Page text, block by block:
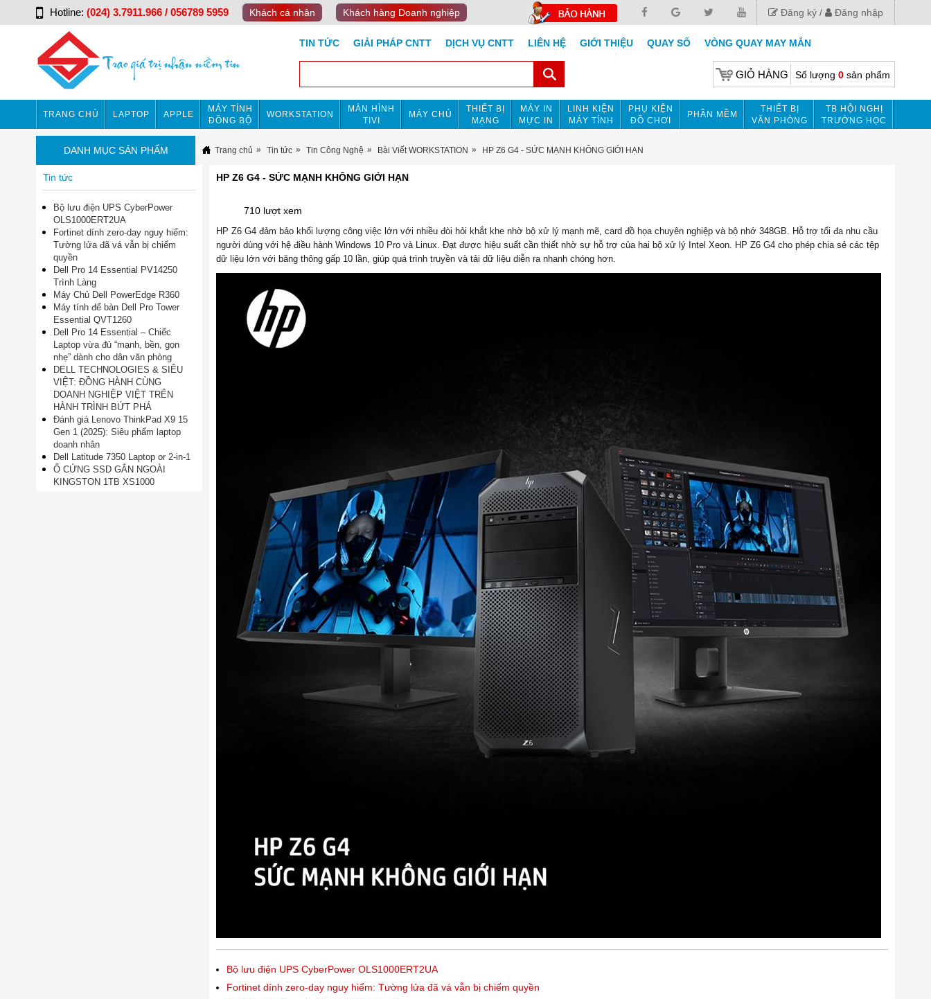
Hotline: (024) 3.7911.966 / 056789 5959 Khách cá nhân Khách hàng Doanh nghiệp Đăng ký Đăng nhập
TIN TỨC GIẢI PHÁP CNTT DỊCH VỤ CNTT LIÊN HỆ GIỚI THIỆU QUAY SỐ VÒNG QUAY MAY MẮN
GIỎ HÀNG Số lượng 0sản phẩm
TRANG CHỦ LAPTOP APPLE
MÁY TÍNH
ĐỒNG BỘ
WORKSTATION
MÀN HÌNH
TIVI
MÁY CHỦ
THIẾT BỊ
MẠNG
MÁY IN
MỰC IN
LINH KIỆN
MÁY TÍNH
PHỤ KIỆN
ĐỒ CHƠI
PHẦN MỀM
THIẾT BỊ
VĂN PHÒNG
TB HỘI NGHỊ
TRƯỜNG HỌC
DANH MỤC SẢN PHẨM Trang chủ Tin tức Tin Công Nghệ Bài Viết WORKSTATION HP Z6 G4 - SỨC MẠNH KHÔNG GIỚI HẠN
HP Z6 G4 - SỨC MẠNH KHÔNG GIỚI HẠN
710 lượt xem
HP Z6 G4 đảm bảo khối lượng công việc lớn với nhiều đòi hỏi khắt khe nhờ bộ xử lý mạnh mẽ, card đồ họa chuyên nghiệp và bộ nhớ 348GB. Hỗ trợ tối đa nhu cầu
người dùng với hệ điều hành Windows 10 Pro và Linux. Đạt được hiệu suất cần thiết nhờ sự hỗ trợ của hai bộ xử lý Intel Xeon. HP Z6 G4 cho phép chia sẻ các tệp
dữ liệu lớn với băng thông gấp 10 lần, giúp quá trình truyền và tải dữ liệu diễn ra nhanh chóng hơn.
Bộ lưu điện UPS CyberPower OLS1000ERT2UA
Fortinet dính zero-day nguy hiểm: Tường lửa đã vá vẫn bị chiếm quyền
Tin tức
Bộ lưu điện UPS CyberPower
OLS1000ERT2UA
Fortinet dính zero-day nguy hiểm:
Tường lửa đã vá vẫn bị chiếm
quyền
Dell Pro 14 Essential PV14250
Trình Làng
Máy Chủ Dell PowerEdge R360
Máy tính để bàn Dell Pro Tower
Essential QVT1260
Dell Pro 14 Essential – Chiếc
Laptop vừa đủ “mạnh, bền, gọn
nhẹ” dành cho dân văn phòng
DELL TECHNOLOGIES & SIÊU
VIỆT: ĐỒNG HÀNH CÙNG
DOANH NGHIỆP VIỆT TRÊN
HÀNH TRÌNH BỨT PHÁ
Đánh giá Lenovo ThinkPad X9 15
Gen 1 (2025): Siêu phẩm laptop
doanh nhân
Dell Latitude 7350 Laptop or 2-in-1
Ổ CỨNG SSD GẮN NGOÀI
KINGSTON 1TB XS1000